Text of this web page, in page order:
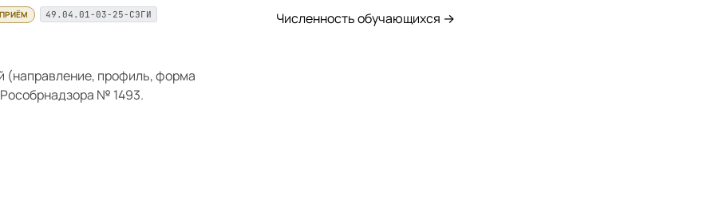
49.04.01-03-25-СЭГИ
(направление, профиль, форма
№ 1493.
Численность обучающихся →